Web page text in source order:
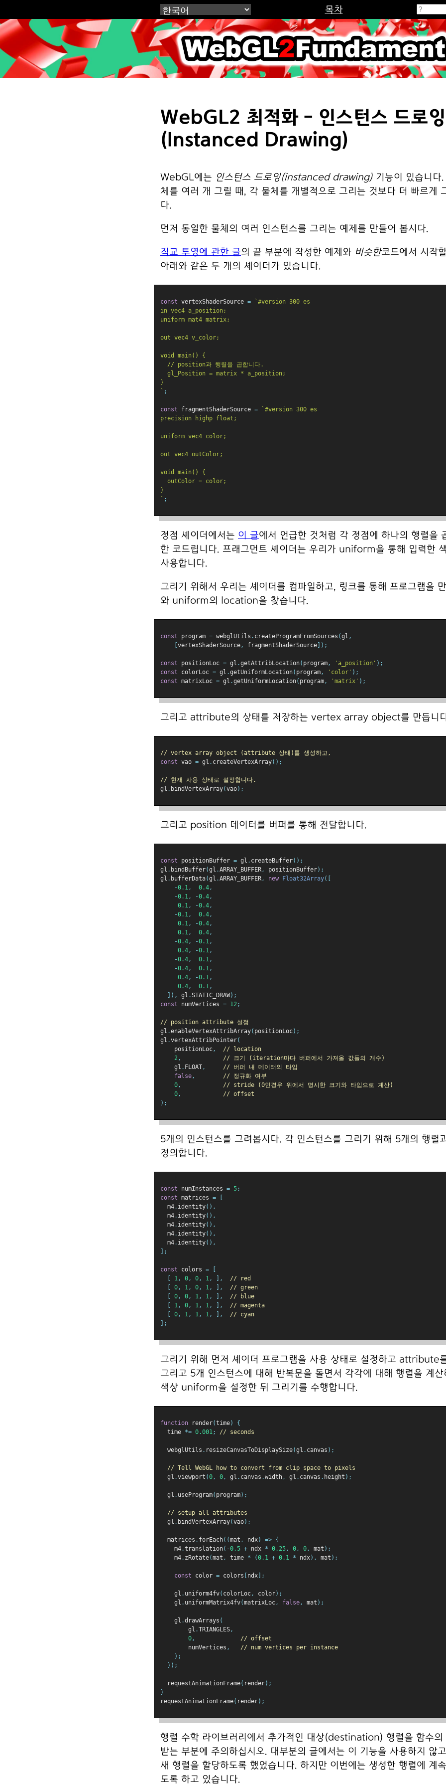
목차
WebGL2 최적화 - 인스턴스 드로잉
(Instanced Drawing)
WebGL에는 인스턴스 드로잉(instanced drawing) 기능이 있습니다
체를 여러 개 그릴 때, 각 물체를 개별적으로 그리는 것보다 더 빠르게
다.
먼저 동일한 물체의 여러 인스턴스를 그리는 예제를 만들어 봅시다.
직교 투영에 관한 글의 끝 부분에 작성한 예제와 비슷한코드에서 시작
아래와 같은 두 개의 셰이더가 있습니다.
const vertexShaderSource =
`#version 300 es
in vec4 a_position;
uniform mat4 matrix;
out vec4 v_color;
void main() {
  // position과 행렬을 곱합니다.
  gl_Position = matrix * a_position;
}
` ;
const fragmentShaderSource =
`#version 300 es
precision highp float;
uniform vec4 color;
out vec4 outColor;
void main() {
  outColor = color;
}
` ;
정점 셰이더에서는 이 글에서 언급한 것처럼 각 정점에 하나의 행렬을
한 코드립니다. 프래그먼트 셰이더는 우리가 uniform을 통해 입력한
사용합니다.
그리기 위해서 우리는 셰이더를 컴파일하고, 링크를 통해 프로그램을
와 uniform의 location을 찾습니다.
const program = webglUtils . createProgramFromSources (gl ,
[vertexShaderSource , fragmentShaderSource]);
const positionLoc = gl .getAttribLocation( program , 'a_position' );
const colorLoc = gl .getUniformLocation( program , 'color' );
const matrixLoc = gl .getUniformLocation( program , 'matrix' );
그리고 attribute의 상태를 저장하는 vertex array object를 만듭니
// vertex array object (attribute 상태)를 생성하고,
const vao = gl . createVertexArray();
// 현재 사용 상태로 설정합니다.
gl . bindVertexArray(vao);
그리고 position 데이터를 버퍼를 통해 전달합니다.
const positionBuffer = gl . createBuffer();
gl . bindBuffer(gl .ARRAY_BUFFER , positionBuffer);
gl . bufferData(gl .ARRAY_BUFFER , new Float32Array([
-0.1 , 0.4 ,
-0.1 , -0.4 ,
0.1 , -0.4 ,
-0.1 , 0.4 ,
0.1 , -0.4 ,
0.1 , 0.4 ,
-0.4 , -0.1 ,
0.4 , -0.1 ,
-0.4 , 0.1 ,
-0.4 , 0.1 ,
0.4 , -0.1 ,
0.4 , 0.1 ,
]),
gl .STATIC_DRAW);
const numVertices = 12 ;
// position attribute 설정
gl .enableVertexAttribArray( positionLoc);
gl .vertexAttribPointer(
    positionLoc
,
// location
2 ,
// 크기 (iteration마다 버퍼에서 가져올 값들의 개수)
    gl
. FLOAT ,
// 버퍼 내 데이터의 타입
false ,
// 정규화 여부
0 ,
// stride (0인경우 위에서 명시한 크기와 타입으로 계산)
0 ,
// offset
);
5개의 인스턴스를 그려봅시다. 각 인스턴스를 그리기 위해 5개의 행렬
정의합니다.
const numInstances = 5;
const matrices =
[
  m4
. identity(),
  m4
. identity(),
  m4
. identity(),
  m4
. identity(),
  m4
. identity(),
];
const colors =
[
[
1 , 0 , 0 , 1 , ],
// red
[ 0 , 1 , 0 , 1 , ],
// green
[ 0 , 0 , 1 , 1 , ],
// blue
[
1 , 0 , 1 , 1 , ],
// magenta
[ 0 , 1 , 1 , 1 , ],
// cyan
];
그리기 위해 먼저 셰이더 프로그램을 사용 상태로 설정하고 attribute
그리고 5개 인스턴스에 대해 반복문을 돌면서 각각에 대해 행렬을 계
색상 uniform을 설정한 뒤 그리기를 수행합니다.
function render(time)
{
  time
*= 0.001 ; // seconds
  webglUtils
. resizeCanvasToDisplaySize(gl . canvas );
// Tell WebGL how to convert from clip space to pixels
  gl
.viewport (0 , 0 , gl . canvas .width , gl . canvas . height );
  gl
. useProgram( program);
// setup all attributes
  gl
. bindVertexArray(vao);
  matrices
. forEach((mat , ndx) => {
    m4
.translation(-0.5 + ndx * 0.25 , 0 , 0 , mat );
    m4
. zRotate(mat , time * (0.1 + 0.1 * ndx), mat );
const color = colors [ndx];
    gl
. uniform4fv( colorLoc , color);
    gl
. uniformMatrix4fv(matrixLoc , false , mat );
    gl
.drawArrays (
        gl
.TRIANGLES ,
0 ,
// offset
        numVertices
,
// num vertices per instance
);
});
  requestAnimationFrame
( render);
}
requestAnimationFrame( render);
행렬 수학 라이브러리에서 추가적인 대상(destination) 행렬을 함수의
받는 부분에 주의하십시오. 대부분의 글에서는 이 기능을 사용하지 않
새 행렬을 할당하도록 했었습니다. 하지만 이번에는 생성한 행렬에 계
도록 하고 있습니다.